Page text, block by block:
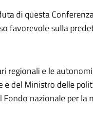
di questa
favorevole sulla
regionali e le
e del Ministro delle
nazionale per la